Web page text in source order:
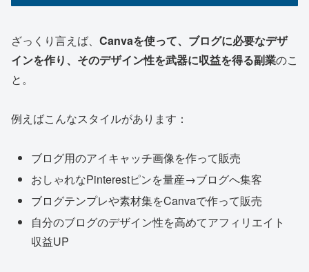
ざっくり言えば、 Canvaを使って、ブログに必要なデザ
インを作り、そのデザイン性を武器に収益を得る副業のこ
と。
例えばこんなスタイルがあります：
ブログ用のアイキャッチ画像を作って販売
おしゃれなPinterestピンを量産→ブログへ集客
ブログテンプレや素材集をCanvaで作って販売
自分のブログのデザイン性を高めてアフィリエイト
収益UP